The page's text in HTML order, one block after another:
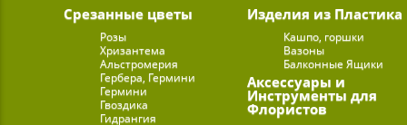
Срезанные цветы
Розы
Хризантема
Альстромерия
Гербера, Гермини
Гермини
Гвоздика
Гидрангия
Изделия из Пластика
Кашпо, горшки
Вазоны
Балконные Ящики
Аксессуары и
Инструменты для
Флористов